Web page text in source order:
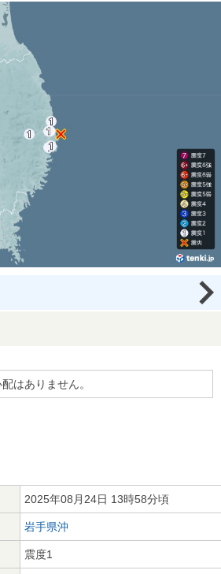
はありません。
2025年08月24日 13時58分頃
岩手県沖
震度1